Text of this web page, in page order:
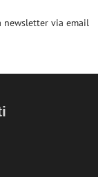
newsletter via email